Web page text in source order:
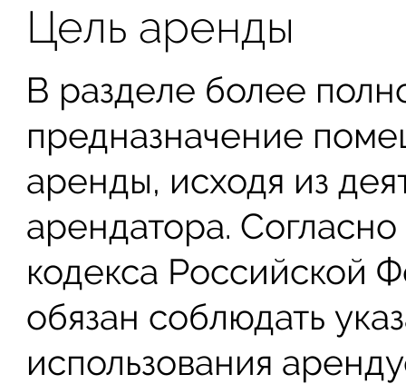
Цель аренды
В разделе более
предназначение
аренды, исходя из
арендатора.
кодекса Российской
обязан соблюдать
использования